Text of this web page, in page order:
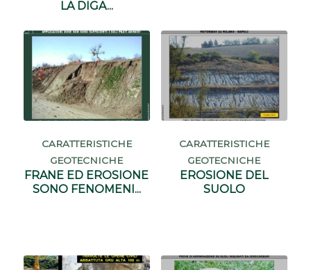
LA DIGA...
CARATTERISTICHE
GEOTECNICHE
FRANE ED EROSIONE
SONO FENOMENI...
CARATTERISTICHE
GEOTECNICHE
EROSIONE DEL
SUOLO